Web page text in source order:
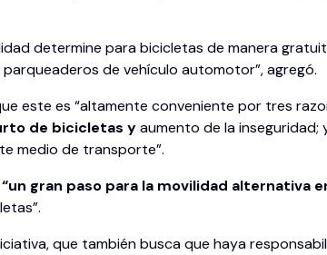
determine para bicicletas de manera
de vehículo automotor”, agregó.
este es “altamente conveniente por tres
de bicicletas yaumento de la inseguridad;
medio de transporte”.
gran paso para la movilidad alternativa
que también busca que haya